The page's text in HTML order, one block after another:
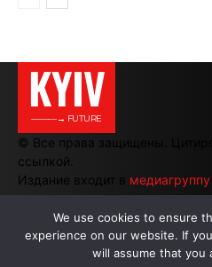
KYIV
———→ FUTURE
© Все права защищены.
ссылкой.
Издание входит в
АВТОРЫ
We use cookies to ensure
experience on our website. If
will assume that you